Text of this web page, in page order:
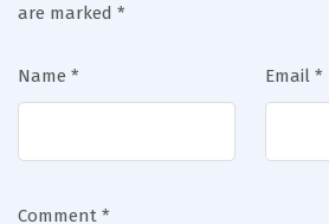
are marked *
Name * Email *
Comment *